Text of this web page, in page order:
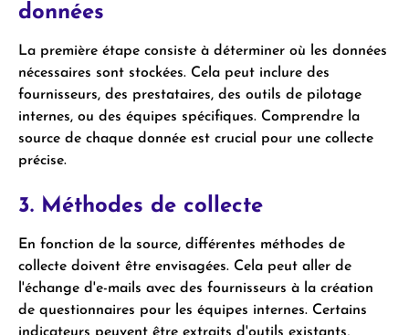
données
La première étape consiste à déterminer où les données
nécessaires sont stockées. Cela peut inclure des
fournisseurs, des prestataires, des outils de pilotage
internes, ou des équipes spécifiques. Comprendre la
source de chaque donnée est crucial pour une collecte
précise.
3. Méthodes de collecte
En fonction de la source, différentes méthodes de
collecte doivent être envisagées. Cela peut aller de
l'échange d'e-mails avec des fournisseurs à la création
de questionnaires pour les équipes internes. Certains
indicateurs peuvent être extraits d'outils existants,